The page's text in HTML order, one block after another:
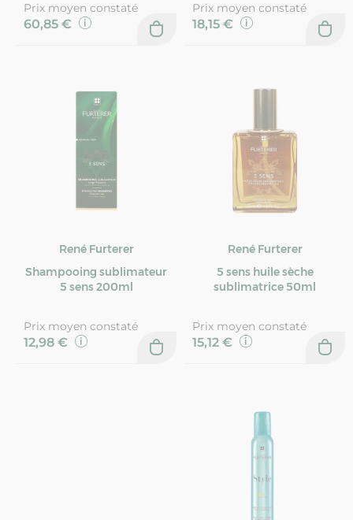
Prix moyen constaté
60,85 €
Prix moyen constaté
18,15 €
René Furterer
Shampooing sublimateur
5 sens 200ml
Prix moyen constaté
12,98 €
René Furterer
5 sens huile sèche
sublimatrice 50ml
Prix moyen constaté
15,12 €